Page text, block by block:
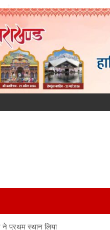
ने प्रथम स्थान लिया